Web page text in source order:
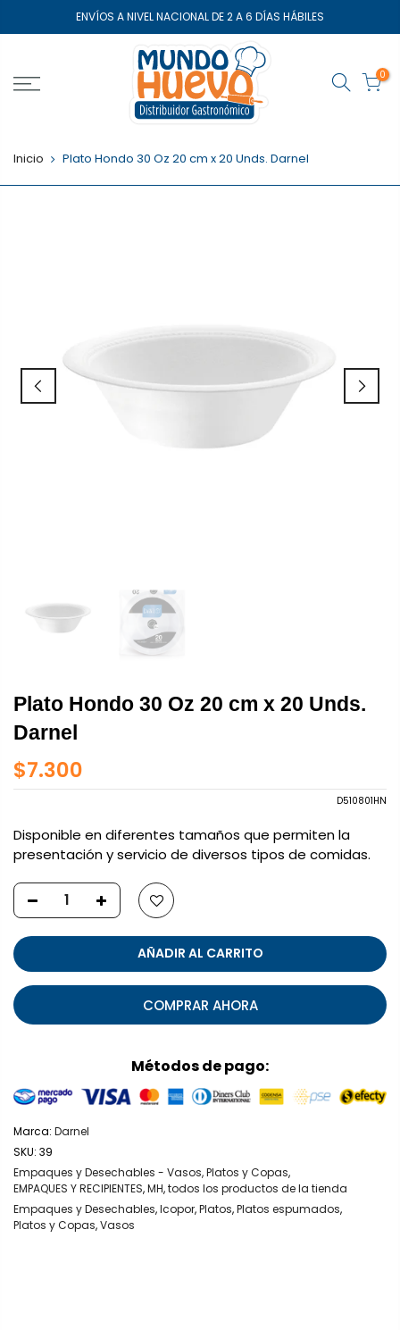
ENVÍOS A NIVEL NACIONAL DE 2 A 6 DÍAS HÁBILES
0
Inicio Plato Hondo 30 Oz 20 cm x 20 Unds. Darnel
Plato Hondo 30 Oz 20 cm x 20 Unds.
Darnel
$7.300
D510801HN
Disponible en diferentes tamaños que permiten la
presentación y servicio de diversos tipos de comidas.
AÑADIR AL CARRITO
COMPRAR AHORA
Métodos de pago:
Marca: Darnel
SKU: 39
Empaques y Desechables - Vasos, Platos y Copas,
EMPAQUES Y RECIPIENTES,MH,todos los productos de la tienda
Empaques y Desechables,Icopor,Platos,Platos espumados,
Platos y Copas,Vasos